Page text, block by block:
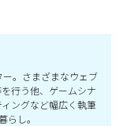
。さまざまなウェブ
行う他、ゲームシナ
ングなど幅広く執筆
らし。